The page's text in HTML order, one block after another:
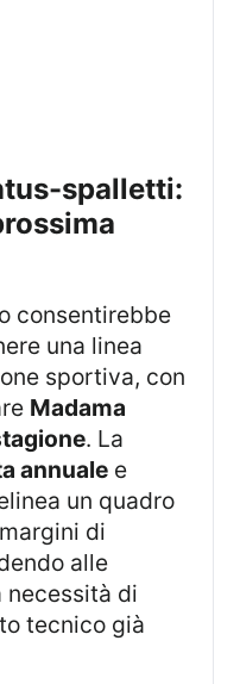
una linea
sportiva, con
Madama
. La
annuale e
un quadro
di
alle
necessità di
tecnico già